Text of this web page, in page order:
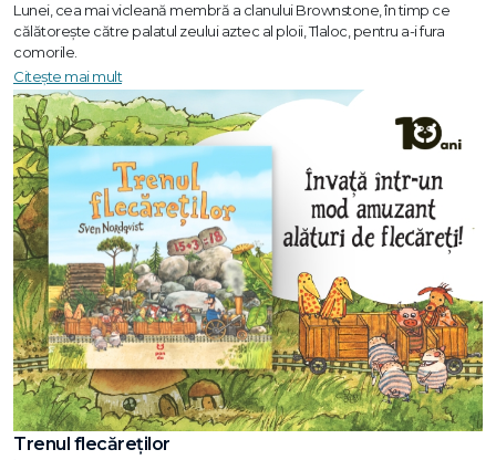
Lunei, cea mai vicleană membră a clanului Brownstone, în timp ce
călătorește către palatul zeului aztec al ploii, Tlaloc, pentru a-i fura
comorile.
Citește mai mult
Trenul flecăreților